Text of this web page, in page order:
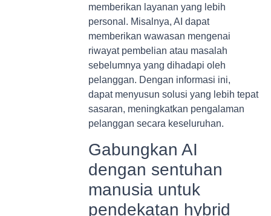
memberikan layanan yang lebih
personal. Misalnya, AI dapat
memberikan wawasan mengenai
riwayat pembelian atau masalah
sebelumnya yang dihadapi oleh
pelanggan. Dengan informasi ini,
dapat menyusun solusi yang lebih tepat
sasaran, meningkatkan pengalaman
pelanggan secara keseluruhan.
Gabungkan AI
dengan sentuhan
manusia untuk
pendekatan hybrid